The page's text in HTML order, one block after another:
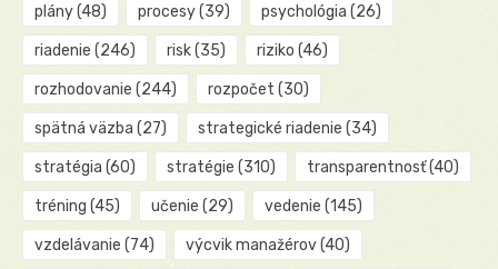
plány(48) procesy(39) psychológia (26)
riadenie (246) risk(35) riziko (46)
rozhodovanie (244) rozpočet (30)
spätná väzba (27) strategické riadenie (34)
stratégia (60) stratégie (310) transparentnosť(40)
tréning (45) učenie (29) vedenie (145)
vzdelávanie (74) výcvik manažérov(40)